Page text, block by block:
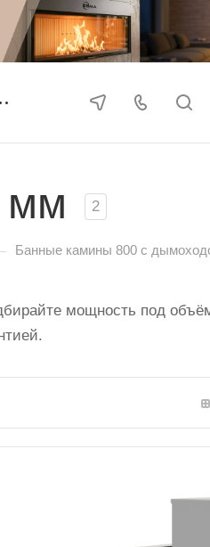
мм 2
Банные камины 800 с
мощность под